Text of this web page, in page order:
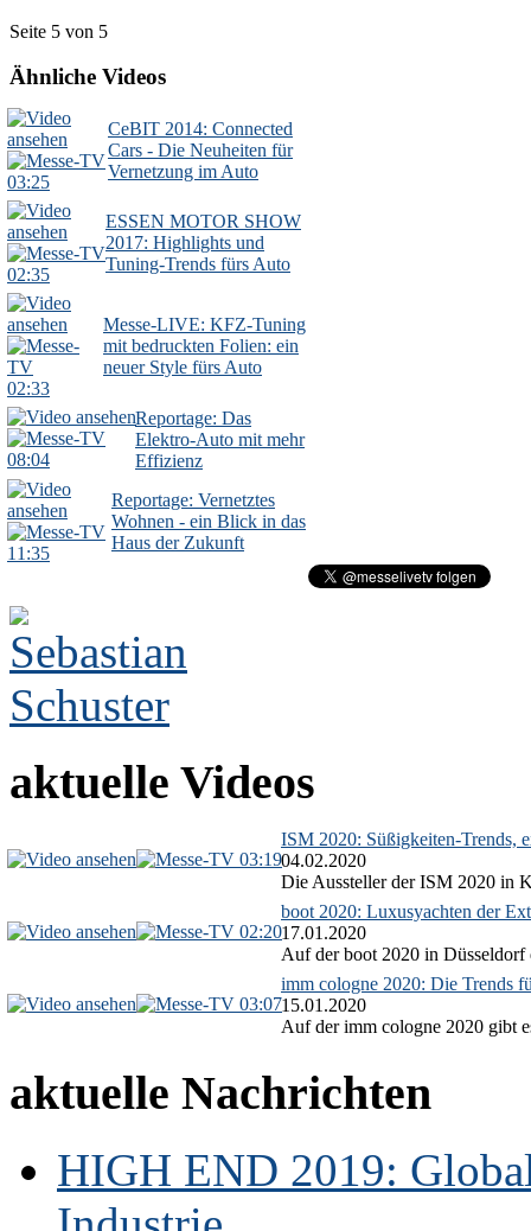
Seite 5 von 5
Ähnliche Videos
03:25
CeBIT 2014: Connected
Cars - Die Neuheiten für
Vernetzung im Auto
02:35
ESSEN MOTOR SHOW
2017: Highlights und
Tuning-Trends fürs Auto
02:33
Messe-LIVE: KFZ-Tuning
mit bedruckten Folien: ein
neuer Style fürs Auto
08:04
Reportage: Das
Elektro-Auto mit mehr
Effizienz
11:35
Reportage: Vernetztes
Wohnen - ein Blick in das
Haus der Zukunft
aktuelle Videos
03:19
ISM 2020: Süßigkeiten-Trends,
04.02.2020
Die Aussteller der ISM 2020 in
02:20
boot 2020: Luxusyachten der
17.01.2020
Auf der boot 2020 in Düsseldorf
03:07
imm cologne 2020: Die Trends
15.01.2020
Auf der imm cologne 2020 gibt
aktuelle Nachrichten
HIGH END 2019: